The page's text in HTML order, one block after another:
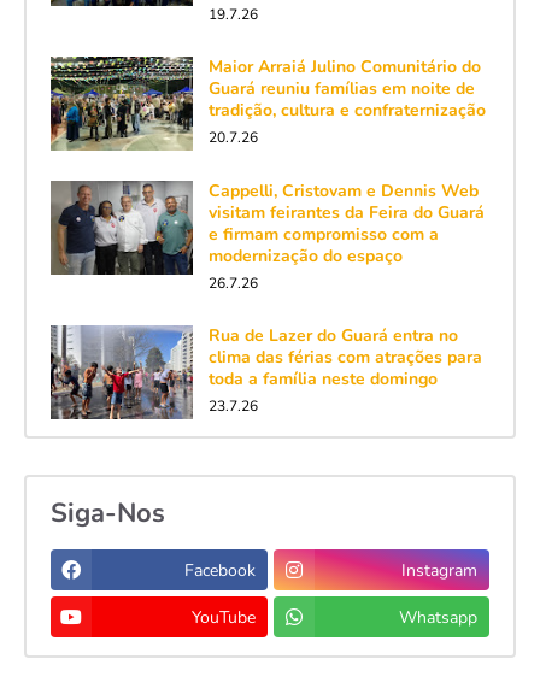
19.7.26
Maior Arraiá Julino Comunitário do
Guará reuniu famílias em noite de
tradição, cultura e confraternização
20.7.26
Cappelli, Cristovam e Dennis Web
visitam feirantes da Feira do Guará
e firmam compromisso com a
modernização do espaço
26.7.26
Rua de Lazer do Guará entra no
clima das férias com atrações para
toda a família neste domingo
23.7.26
Siga-Nos
Facebook Instagram
YouTube Whatsapp